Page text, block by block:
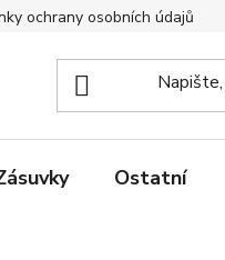
ochrany osobních údajů
Ostatní